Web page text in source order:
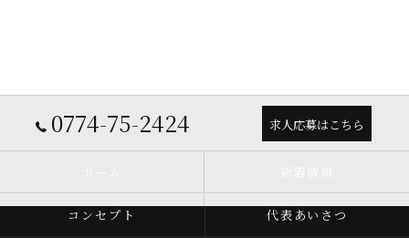
0774-75-2424 求人応募はこちら
コンセプト 代表あいさつ